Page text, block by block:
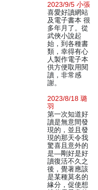
2023/9/5 小張
喜愛好讀網站
及電子書本 很
多年月了。從
武俠小說起
始，到各種書
類，幸得有心
人製作電子本
供方便取用閱
讀，非常感
謝。
2023/8/18 璐
羽
第一次知道好
讀是無意間發
現的，並且發
現的那天令我
驚喜且意外的
是—剛好是好
讀復活不久之
後，覺著應該
是某種莫名的
緣分，促使想